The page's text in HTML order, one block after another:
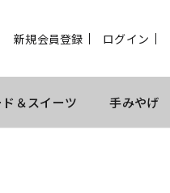
新規会員登録 ログイン
ド＆スイーツ 手みやげ